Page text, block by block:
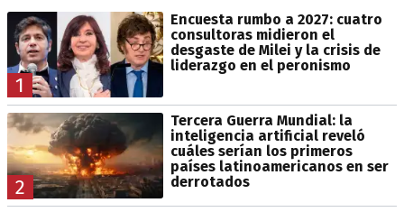
1
Encuesta rumbo a 2027: cuatro
consultoras midieron el
desgaste de Milei y la crisis de
liderazgo en el peronismo
2
Tercera Guerra Mundial: la
inteligencia artificial reveló
cuáles serían los primeros
países latinoamericanos en ser
derrotados